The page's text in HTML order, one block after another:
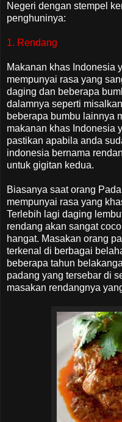
Negeri dengan stempel
penghuninya:
1. Rendang
Makanan khas Indonesia
mempunyai rasa yang
daging dan beberapa
dalamnya seperti
beberapa bumbu lainnya
makanan khas Indonesia
pastikan apabila anda
indonesia bernama
untuk gigitan kedua.
Biasanya saat orang
mempunyai rasa yang
Terlebih lagi daging
rendang akan sangat
hangat. Masakan orang
terkenal di berbagai
beberapa tahun
padang yang tersebar di
masakan rendangnya